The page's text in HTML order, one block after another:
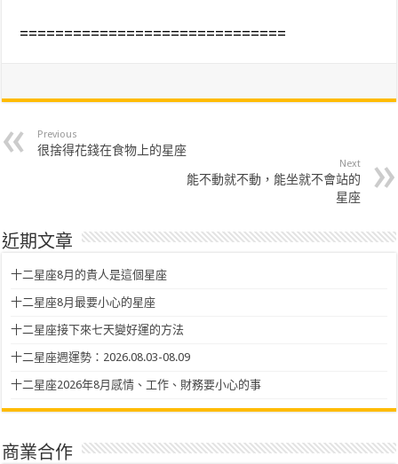
==============================
Previous
很捨得花錢在食物上的星座
Next
能不動就不動，能坐就不會站的
星座
近期文章
十二星座8月的貴人是這個星座
十二星座8月最要小心的星座
十二星座接下來七天變好運的方法
十二星座週運勢：2026.08.03-08.09
十二星座2026年8月感情、工作、財務要小心的事
商業合作